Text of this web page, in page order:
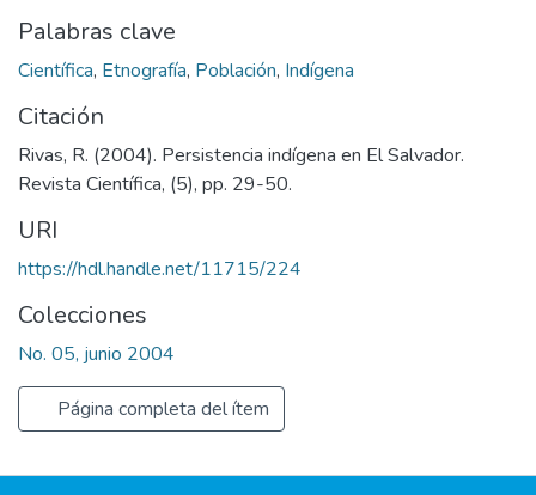
Palabras clave
Científica, Etnografía, Población, Indígena
Citación
Rivas, R. (2004). Persistencia indígena en El Salvador.
Revista Científica, (5), pp. 29-50.
URI
https://hdl.handle.net/11715/224
Colecciones
No. 05, junio 2004
Página completa del ítem